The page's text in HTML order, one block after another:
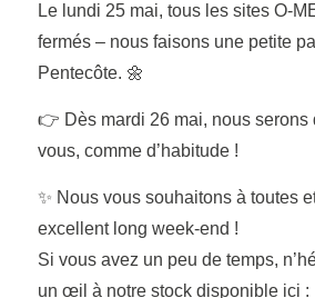
Le lundi 25 mai, tous les sites O-
fermés – nous faisons une petite
Pentecôte. 🌼
👉 Dès mardi 26 mai, nous serons
vous, comme d’habitude !
✨ Nous vous souhaitons à toutes
excellent long week-end !
Si vous avez un peu de temps,
un œil à notre stock disponible ici :